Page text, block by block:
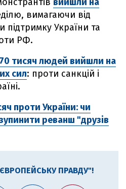
вимагаючи від
України та
РФ.
70 тисяч людей вийшли на
сил: проти санкцій і
проти України: чи
реванш "друзів
ПРАВДУ"!